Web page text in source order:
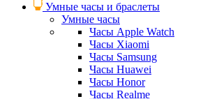
Умные часы и браслеты
Умные часы
Часы Apple Watch
Часы Xiaomi
Часы Samsung
Часы Huawei
Часы Honor
Часы Realme